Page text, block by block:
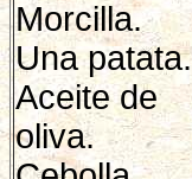
Morcilla.
Una patata.
Aceite de
oliva.